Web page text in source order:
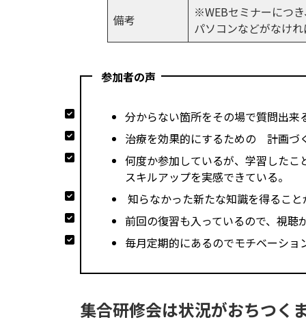
備考
※WEBセミナーにつ
パソコンなどがなけ
参加者の声
分からない箇所をその場で質問出
治療を効果的にするための 計画づ
何度か参加しているが、学習した
スキルアップを実感できている。
知らなかった新たな知識を得るこ
前回の復習も入っているので、視
毎月定期的にあるのでモチベーショ
集合研修会は状況がおちつく